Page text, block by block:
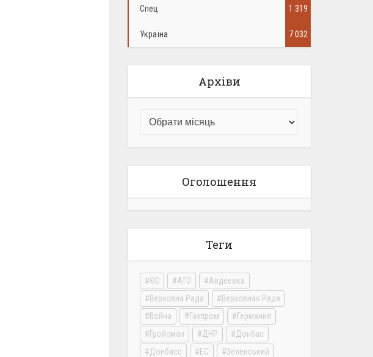
Спец 1 319
Україна 7 032
Архіви
Оголошення
Теги
ЄС АТО
Авдеевка
Верховна Рада
Верховная Рада
Война
Газпром
Германия
Гройсман
ДНР
Донбас
Донбасс
ЕС
Зеленський